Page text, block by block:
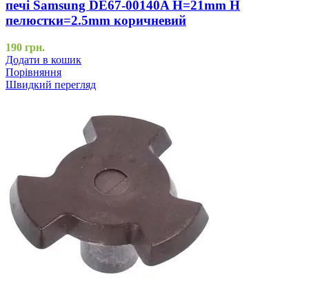
печі Samsung DE67-00140A H=21mm H
пелюстки=2.5mm коричневий
190 грн.
Додати в кошик
Порівняння
Швидкий перегляд